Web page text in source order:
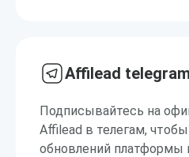
Affilead
Подписывайтесь на
Affilead в телегам,
обновлений платформы